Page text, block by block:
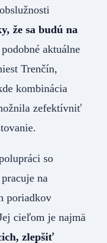
že sa budú na
aktuálne
Trenčín,
kombinácia
zefektívniť
so
na
poriadkov
cieľom je najmä
zlepšiť